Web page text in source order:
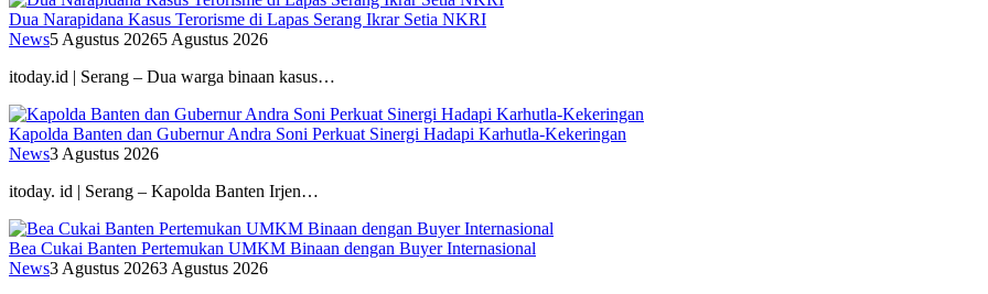
Dua Narapidana Kasus Terorisme di Lapas Serang Ikrar Setia NKRI
News5 Agustus 20265 Agustus 2026
itoday.id | Serang – Dua warga binaan kasus…
Kapolda Banten dan Gubernur Andra Soni Perkuat Sinergi Hadapi Karhutla-Kekeringan
News3 Agustus 2026
itoday. id | Serang – Kapolda Banten Irjen…
Bea Cukai Banten Pertemukan UMKM Binaan dengan Buyer Internasional
News3 Agustus 20263 Agustus 2026